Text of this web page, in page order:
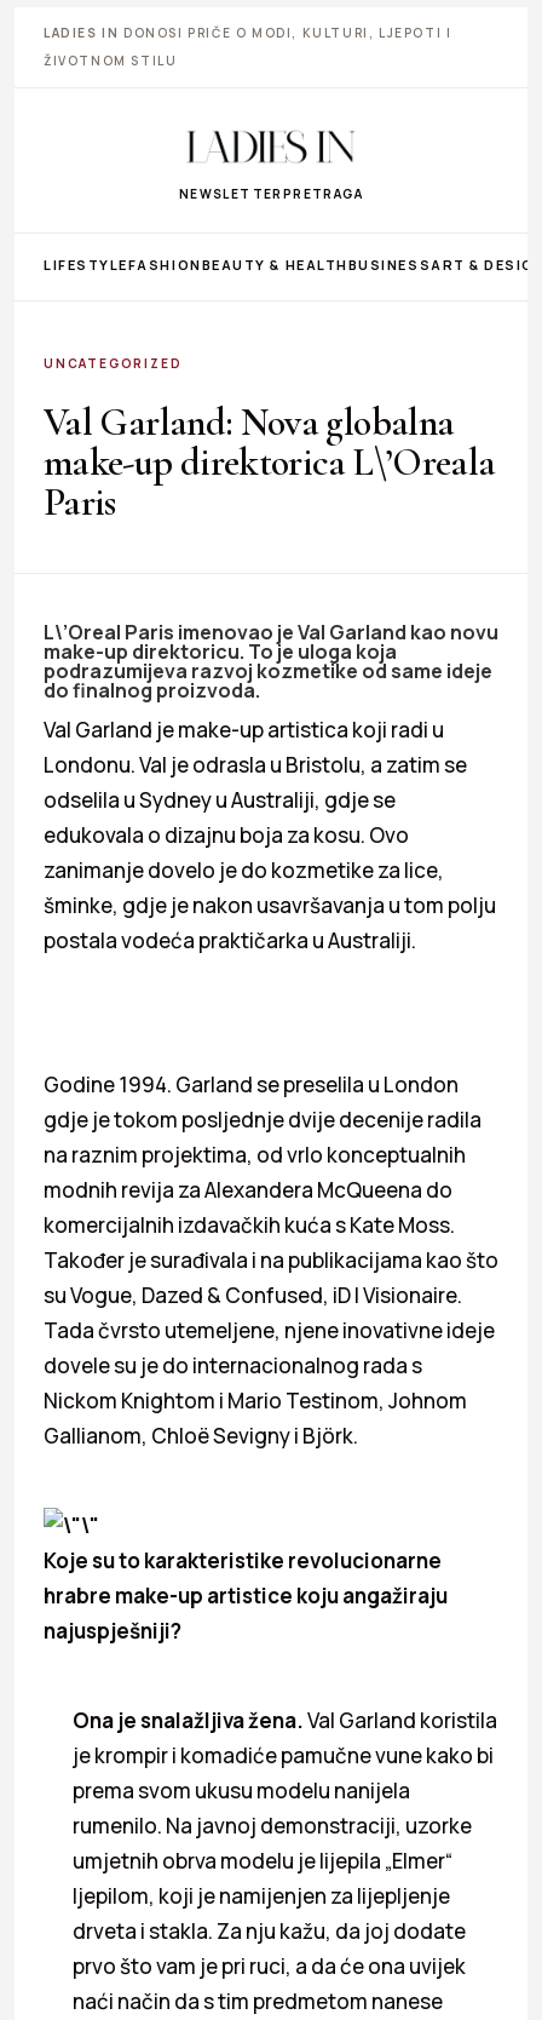
LADIES IN DONOSI PRIČE O MODI, KULTURI, LJEPOTI I
ŽIVOTNOM STILU
NEWSLETTER PRETRAGA
LIFESTYLEFASHIONBEAUTY & HEALTHBUSINESS ART &
UNCATEGORIZED
Val Garland: Nova globalna
make-up direktorica L\’Oreala
Paris
L\’Oreal Paris imenovao je Val Garland kao novu
make-up direktoricu. To je uloga koja
podrazumijeva razvoj kozmetike od same ideje
do finalnog proizvoda.
Val Garland je make-up artistica koji radi u
Londonu. Val je odrasla u Bristolu, a zatim se
odselila u Sydney u Australiji, gdje se
edukovala o dizajnu boja za kosu. Ovo
zanimanje dovelo je do kozmetike za lice,
šminke, gdje je nakon usavršavanja u tom polju
postala vodeća praktičarka u Australiji.
Godine 1994. Garland se preselila u London
gdje je tokom posljednje dvije decenije radila
na raznim projektima, od vrlo konceptualnih
modnih revija za Alexandera McQueena do
komercijalnih izdavačkih kuća s Kate Moss.
Također je surađivala i na publikacijama kao što
su Vogue, Dazed & Confused, iD I Visionaire.
Tada čvrsto utemeljene, njene inovativne ideje
dovele su je do internacionalnog rada s
Nickom Knightom i Mario Testinom, Johnom
Gallianom, Chloë Sevigny i Björk.
Koje su to karakteristike revolucionarne
hrabre make-up artistice koju angažiraju
najuspješniji?
Ona je snalažljiva žena.Val Garland koristila
je krompir i komadiće pamučne vune kako bi
prema svom ukusu modelu nanijela
rumenilo. Na javnoj demonstraciji, uzorke
umjetnih obrva modelu je lijepila „Elmer“
ljepilom, koji je namijenjen za lijepljenje
drveta i stakla. Za nju kažu, da joj dodate
prvo što vam je pri ruci, a da će ona uvijek
naći način da s tim predmetom nanese